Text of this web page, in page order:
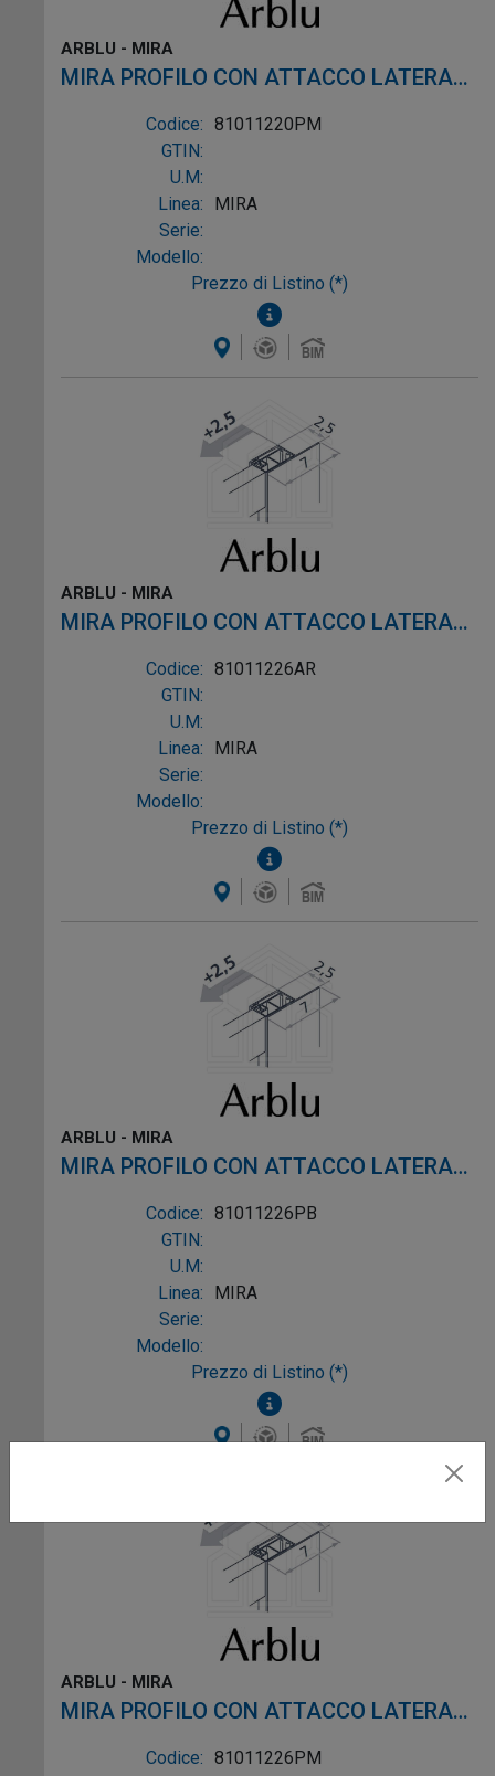
ARBLU - MIRA
MIRA PROFILO CON ATTACCO LATERALE
profilo argento semilucido alluminio
argento semilucido
Codice: 81011220PM
GTIN:
U.M:
Linea:
MIRA
Serie:
Modello:
Prezzo di Listino (*)
ARBLU - MIRA
MIRA PROFILO CON ATTACCO LATERALE
FORATO profilo laccato opaco alluminio
laccato opaco
Codice: 81011226AR
GTIN:
U.M:
Linea:
MIRA
Serie:
Modello:
Prezzo di Listino (*)
ARBLU - MIRA
MIRA PROFILO CON ATTACCO LATERALE
FORATO profilo bianco alluminio bianco
Codice: 81011226PB
GTIN:
U.M:
Linea:
MIRA
Serie:
Modello:
Prezzo di Listino (*)
ARBLU - MIRA
MIRA PROFILO CON ATTACCO LATERALE
FORATO profilo argento semilucido
Codice: 81011226PM